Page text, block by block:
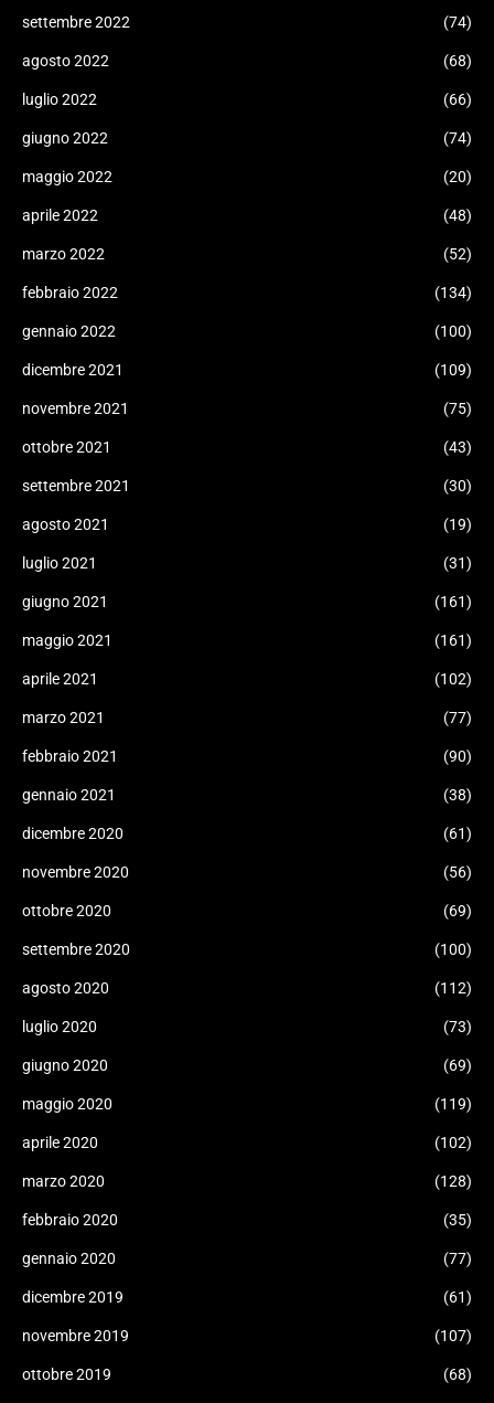
settembre 2022 (74)
agosto 2022 (68)
luglio 2022 (66)
giugno 2022 (74)
maggio 2022 (20)
aprile 2022 (48)
marzo 2022 (52)
febbraio 2022 (134)
gennaio 2022 (100)
dicembre 2021 (109)
novembre 2021 (75)
ottobre 2021 (43)
settembre 2021 (30)
agosto 2021 (19)
luglio 2021 (31)
giugno 2021 (161)
maggio 2021 (161)
aprile 2021 (102)
marzo 2021 (77)
febbraio 2021 (90)
gennaio 2021 (38)
dicembre 2020 (61)
novembre 2020 (56)
ottobre 2020 (69)
settembre 2020 (100)
agosto 2020 (112)
luglio 2020 (73)
giugno 2020 (69)
maggio 2020 (119)
aprile 2020 (102)
marzo 2020 (128)
febbraio 2020 (35)
gennaio 2020 (77)
dicembre 2019 (61)
novembre 2019 (107)
ottobre 2019 (68)